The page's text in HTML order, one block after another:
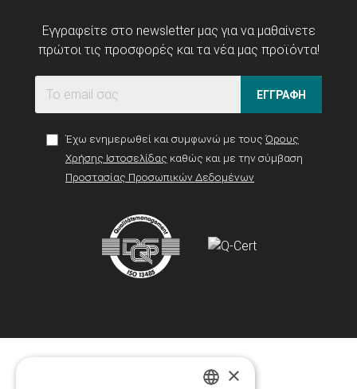
Εγγραφείτε στο newsletter μας για να μαθαίνετε
πρώτοι τις προσφορές και τα νέα μας προϊόντα!
ΕΓΓΡΑΦΗ
Έχω ενημερωθεί και συμφωνώ με τους Όρους
Χρήσης Ιστοσελίδας καθώς και με την σύμβαση
Προστασίας Προσωπικών Δεδομένων
×